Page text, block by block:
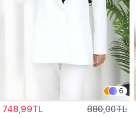
6
748,99TL 880,00TL